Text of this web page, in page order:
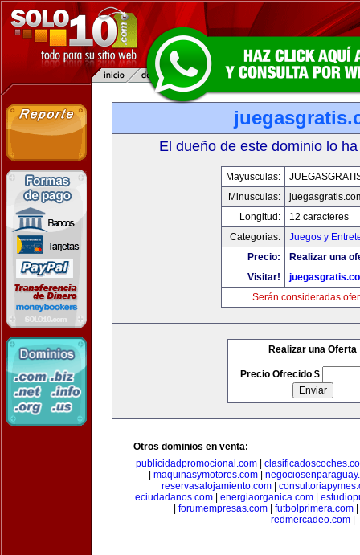
El dueño de este dominio lo
Mayusculas:
Minusculas:
Longitud:
12 caracteres
Categorias:
Juegos y
Precio:
Realizar una
Visitar!
Serán consideradas
Realizar una Oferta
Precio Ofrecido $
Otros dominios en venta:
publicidadpromocional.com|
maquinasymotores.com|
reservasalojamiento.com
eciudadanos.com| energiaorganica.com|
forumempresas.com futbolprimera.com
redmercadeo.com|